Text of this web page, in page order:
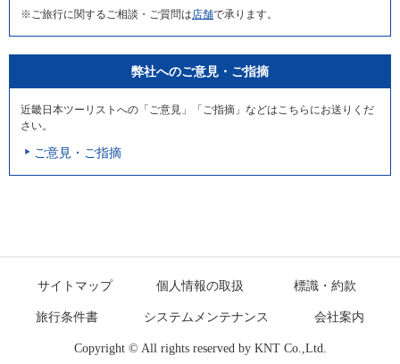
※ご旅行に関するご相談・ご質問は店舗で承ります。
弊社へのご意見・ご指摘
近畿日本ツーリストへの「ご意見」「ご指摘」などはこちらにお送りくだ
さい。
ご意見・ご指摘
サイトマップ 個人情報の取扱 標識・約款
旅行条件書 システムメンテナンス 会社案内
Copyright © All rights reserved by KNT Co.,Ltd.